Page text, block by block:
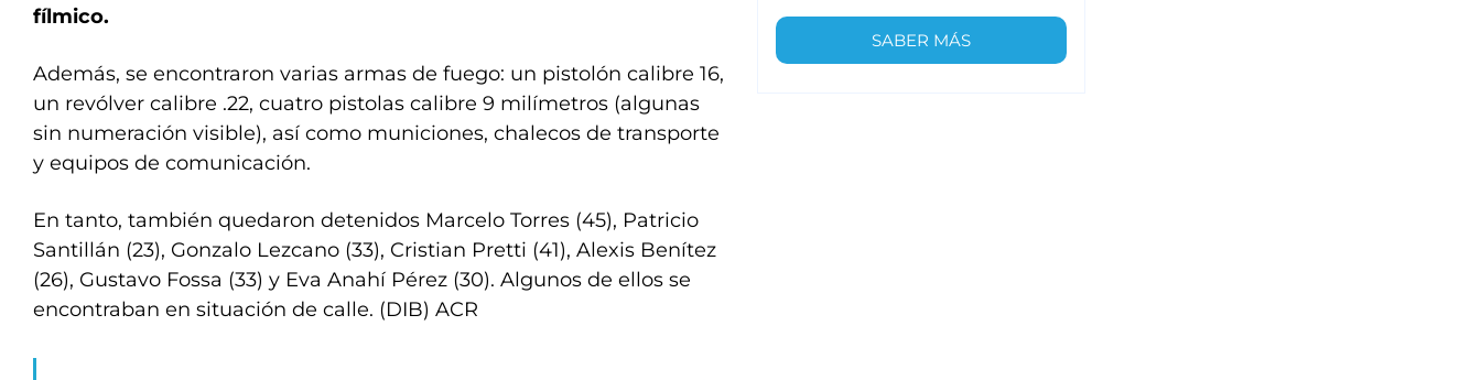
fílmico.
Además, se encontraron varias armas de fuego: un pistolón calibre 16,
un revólver calibre .22, cuatro pistolas calibre 9 milímetros (algunas
sin numeración visible), así como municiones, chalecos de transporte
y equipos de comunicación.
En tanto, también quedaron detenidos Marcelo Torres (45), Patricio
Santillán (23), Gonzalo Lezcano (33), Cristian Pretti (41), Alexis Benítez
(26), Gustavo Fossa (33) y Eva Anahí Pérez (30). Algunos de ellos se
encontraban en situación de calle. (DIB) ACR
SABER MÁS